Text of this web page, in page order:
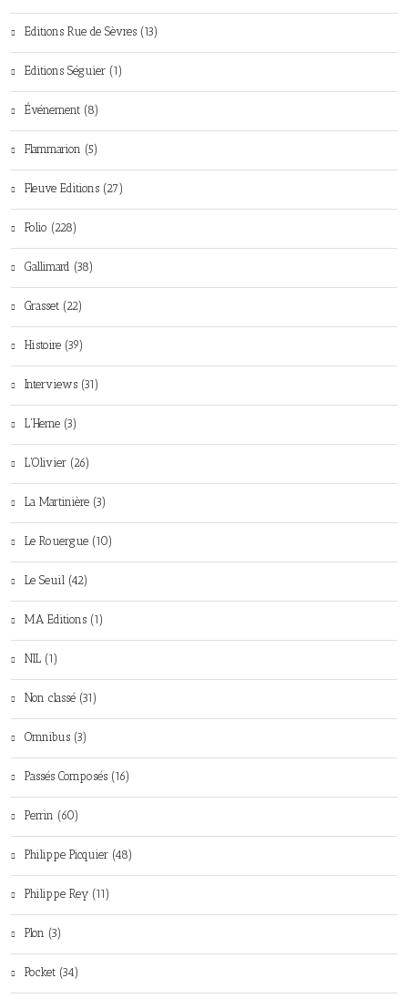
Editions Rue de Sèvres (13)
Editions Séguier (1)
Événement (8)
Flammarion (5)
Fleuve Editions (27)
Folio (228)
Gallimard (38)
Grasset (22)
Histoire (39)
Interviews (31)
L'Herne (3)
L'Olivier (26)
La Martinière (3)
Le Rouergue (10)
Le Seuil (42)
MA Editions (1)
NIL (1)
Non classé (31)
Omnibus (3)
Passés Composés (16)
Perrin (60)
Philippe Picquier (48)
Philippe Rey (11)
Plon (3)
Pocket (34)